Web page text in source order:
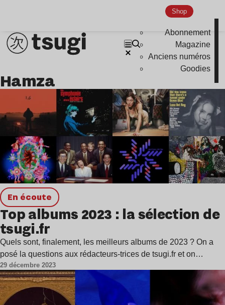
Shop
Abonnement
Magazine
Anciens numéros
Goodies
Hamza
en écoute
Top albums 2023 : la sélection de
tsugi.fr
Quels sont, finalement, les meilleurs albums de 2023 ? On a
posé la questions aux rédacteurs-trices de tsugi.fr et on…
29 décembre 2023